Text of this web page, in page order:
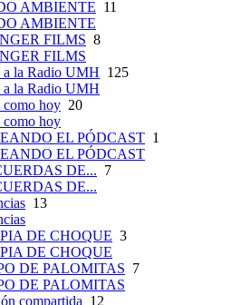
AMBIENTE 11
AMBIENTE
FILMS 8
FILMS
a la Radio UMH 125
a la Radio UMH
como hoy 20
como hoy
EL PÓDCAST 1
EL PÓDCAST
DE... 7
DE...
13
DE CHOQUE 3
DE CHOQUE
DE PALOMITAS 7
DE PALOMITAS
compartida 12